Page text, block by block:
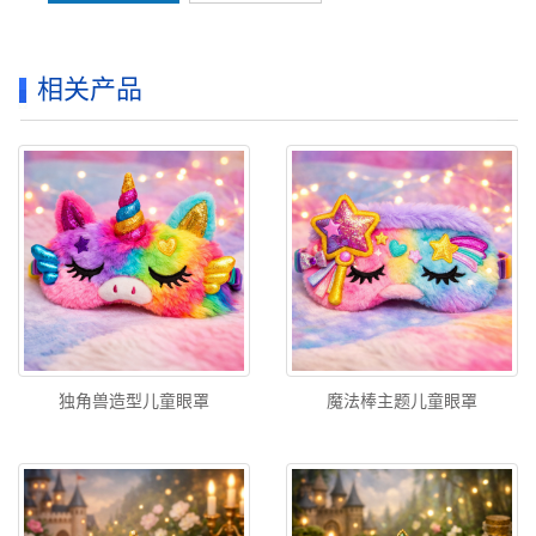
相关产品
独角兽造型儿童眼罩 魔法棒主题儿童眼罩